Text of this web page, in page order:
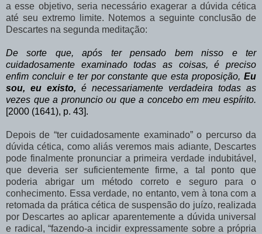
a esse objetivo, seria necessário exagerar a dúvida cética
até seu extremo limite. Notemos a seguinte conclusão de
Descartes na segunda meditação:
De sorte que, após ter pensado bem nisso e
ter
cuidadosamente
examinado todas as coisas, é
preciso
enfim concluir e ter por constante que esta proposição, Eu
sou, eu existo, é necessariamente verdadeira todas as
vezes que a pronuncio ou que a concebo em meu espírito.
[2000 (1641), p. 43].
Depois de “ter cuidadosamente examinado” o percurso da
dúvida cética, como aliás veremos mais adiante, Descartes
pode finalmente pronunciar a primeira verdade indubitável,
que
deveria ser suficientemente firme, a tal ponto
que
poderia
abrigar
um método correto e seguro para o
conhecimento. Essa verdade, no entanto, vem à tona com a
retomada da prática cética de suspensão do juízo, realizada
por Descartes ao aplicar aparentemente a dúvida universal
e radical, “fazendo-a incidir expressamente sobre a própria